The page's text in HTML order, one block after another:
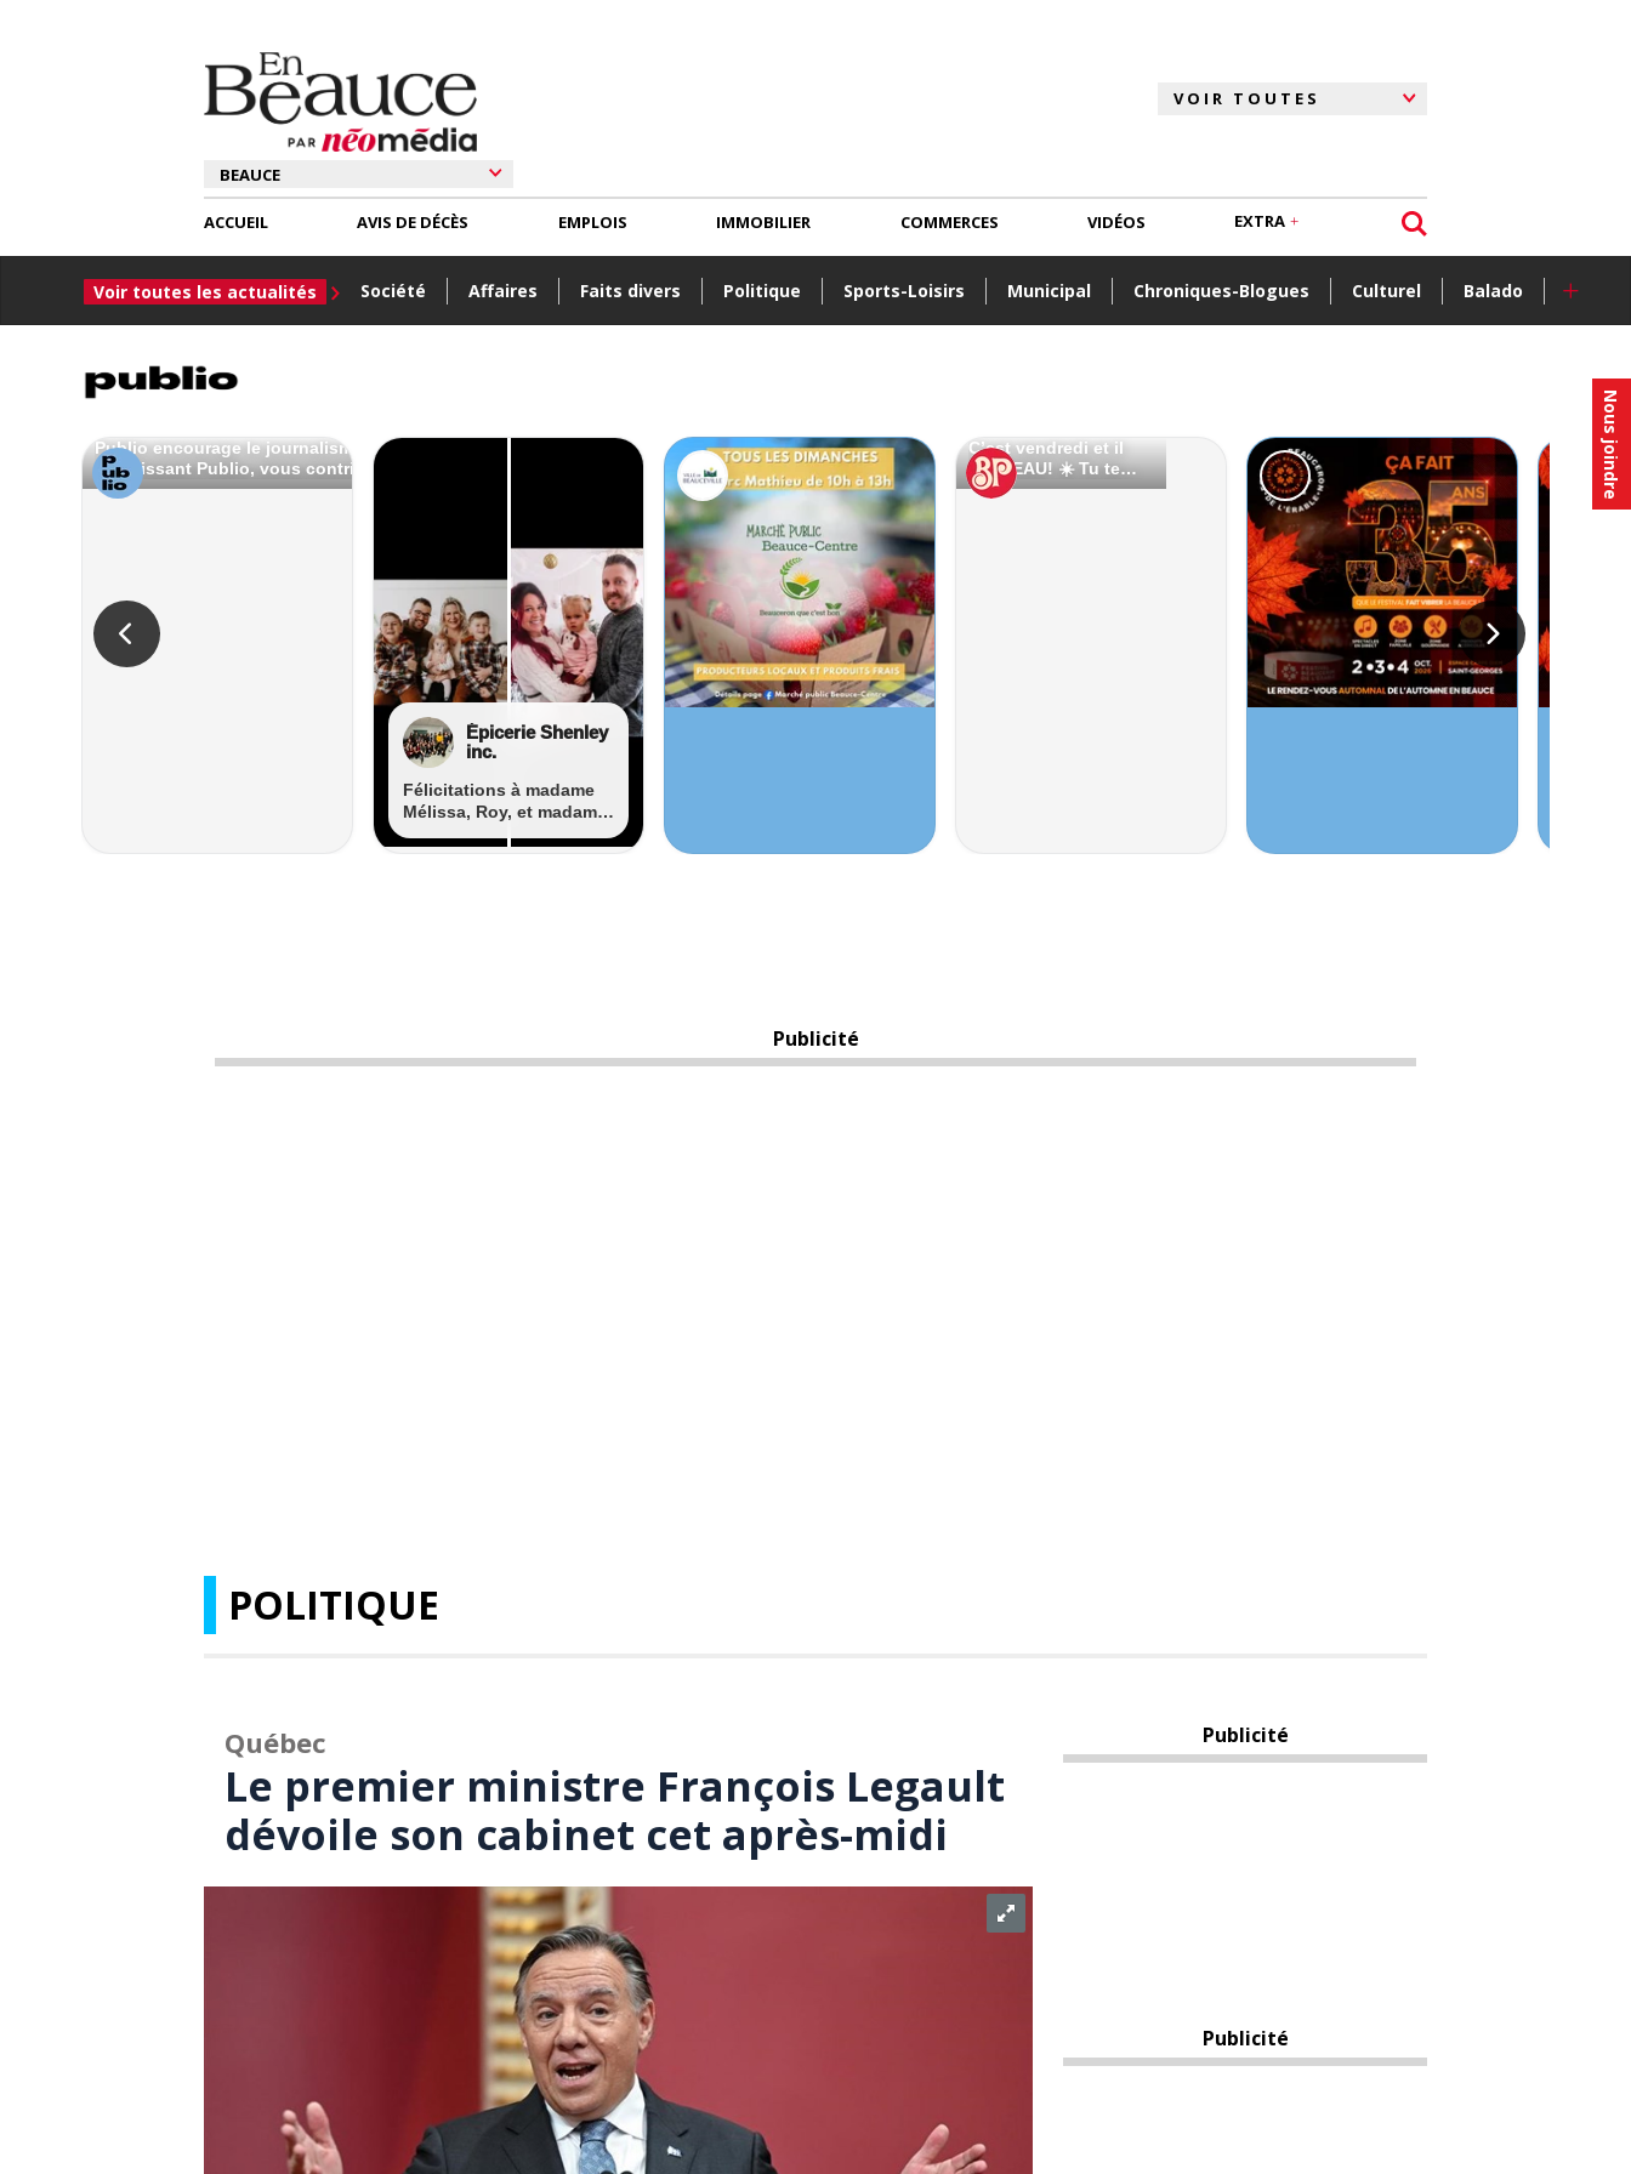
Nous joindre
ACCUEIL
Voir toutes les actualités Société Affaires Faits divers Politique Sports-Loisirs Municipal Chroniques-Blogues Culturel Balado +
AVIS DE DÉCÈS EMPLOIS IMMOBILIER COMMERCES VIDÉOS EXTRA
Publicité
POLITIQUE
Québec
Le premier ministre François Legault
dévoile son cabinet cet après-midi
Publicité
Publicité